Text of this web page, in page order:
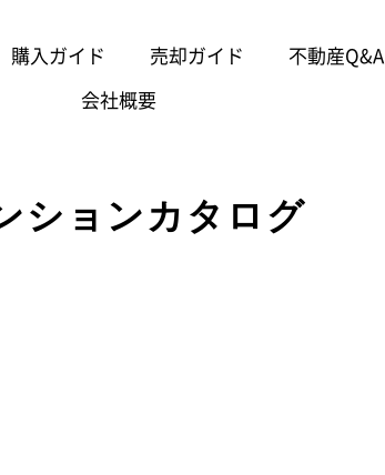
購入ガイド 売却ガイド 不動産Q&A
会社概要
ションカタログ